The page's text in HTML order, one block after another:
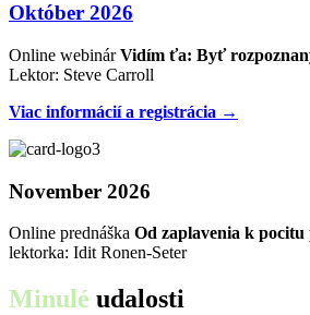
Október 2026
Online webinárVidím ťa: Byť
Lektor: Steve Carroll
Viac informácií a registrácia →
November 2026
Online prednáška Od zaplavenia k pocitu
lektorka: Idit Ronen-Seter
Minulé udalosti